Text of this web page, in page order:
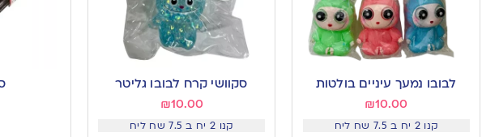
לבובו נמעך עיניים בולטות
₪10.00
קנו 2 יח ב 7.5 שח ליח
סקוושי קרח לבובו גליטר
₪10.00
קנו 2 יח ב 7.5 שח ליח